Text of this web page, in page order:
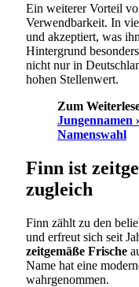
Ein weiterer Vorteil
Verwendbarkeit. In
und akzeptiert, was
Hintergrund
nicht nur in
hohen Stellenwert.
Zum
Jungennamen
Namenswahl
Finn ist
zugleich
Finn zählt zu den
und erfreut sich seit
zeitgemäße Frische
Name hat eine
wahrgenommen.